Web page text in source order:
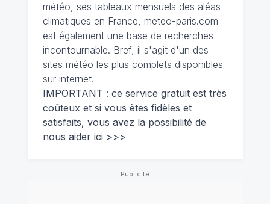
météo, ses tableaux mensuels des aléas
climatiques en France, meteo-paris.com
est également une base de recherches
incontournable. Bref, il s'agit d'un des
sites météo les plus complets disponibles
sur internet.
IMPORTANT : ce service gratuit est très
coûteux et si vous êtes fidèles et
satisfaits, vous avez la possibilité de
nous aider ici >>>